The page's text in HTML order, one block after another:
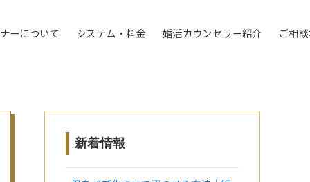
ーについて システム・料金 婚活カウンセラー紹介 ご相
新着情報